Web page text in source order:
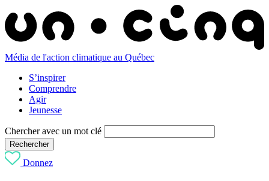
Média de l'action climatique au Québec
S’inspirer
Comprendre
Agir
Jeunesse
Chercher avec un mot clé
Rechercher
Donnez